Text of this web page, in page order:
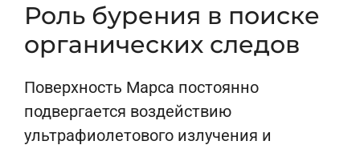
Роль бурения в поиске
органических следов
Поверхность Марса постоянно
подвергается воздействию
ультрафиолетового излучения и